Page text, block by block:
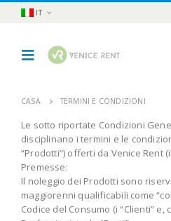
IT
CASA TERMINI E CONDIZIONI
Le sotto riportate Condizioni
disciplinano i termini e le
“Prodotti”) offerti da Venice Rent
Premesse:
Il noleggio dei Prodotti sono
maggiorenni qualificabili come
Codice del Consumo (i “Clienti”